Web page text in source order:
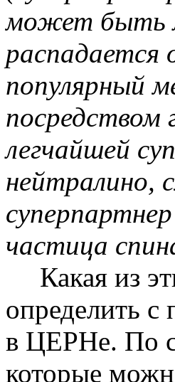
может быть
распадается
популярный
посредством
легчайшей
нейтралино,
частица
Какая из
определить
в ЦЕРНе. По
которые